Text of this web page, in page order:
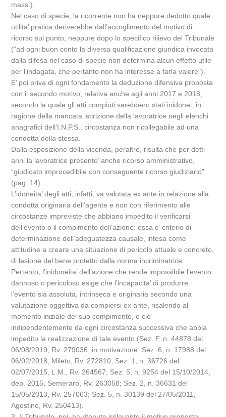
mass.).
Nel caso di specie, la ricorrente non ha neppure dedotto quale
utilita’ pratica deriverebbe dall’accoglimento del motivo di
ricorso sul punto, neppure dopo lo specifico rilievo del Tribunale
(“ad ogni buon conto la diversa qualificazione giuridica invocata
dalla difesa nel caso di specie non determina alcun effetto utile
per l’indagata, che pertanto non ha interesse a farla valere”).
E’ poi priva di ogni fondamento la deduzione difensiva proposta
con il secondo motivo, relativa anche agli anni 2017 e 2018,
secondo la quale gli atti compiuti sarebbero stati inidonei, in
ragione della mancata iscrizione della lavoratrice negli elenchi
anagrafici dell’I.N.P.S., circostanza non ricollegabile ad una
condotta della stessa.
Dalla esposizione della vicenda, peraltro, risulta che per detti
anni la lavoratrice presento’ anche ricorso amministrativo,
“giudicato improcedibile con conseguente ricorso giudiziario”
(pag. 14).
L’idoneita’ degli atti, infatti, va valutata ex ante in relazione alla
condotta originaria dell’agente e non con riferimento alle
circostanze impreviste che abbiano impedito il verificarsi
dell’evento o il compimento dell’azione: essa e’ criterio di
determinazione dell’adeguatezza causale, intesa come
attitudine a creare una situazione di pericolo attuale e concreto,
di lesione del bene protetto dalla norma incriminatrice.
Pertanto, l’inidoneita’ dell’azione che rende impossibile l’evento
dannoso o pericoloso esige che l’incapacita’ di produrre
l’evento sia assoluta, intrinseca e originaria secondo una
valutazione oggettiva da compiersi ex ante, risalendo al
momento iniziale del suo compimento, e cio’
indipendentemente da ogni circostanza successiva che abbia
impedito la realizzazione di tale evento (Sez. F, n. 44878 del
06/08/2019, Rv. 279036, in motivazione; Sez. 6, n. 17988 del
06/02/2018, Mileto, Rv. 272810; Sez. 1, n. 36726 del
02/07/2015, L.M., Rv. 264567; Sez. 5, n. 9254 del 15/10/2014,
dep. 2015, Semeraro, Rv. 263058; Sez. 2, n. 36631 del
15/05/2013, Rv. 257063; Sez. 5, n. 30139 del 27/05/2011,
Agostino, Rv. 250413).